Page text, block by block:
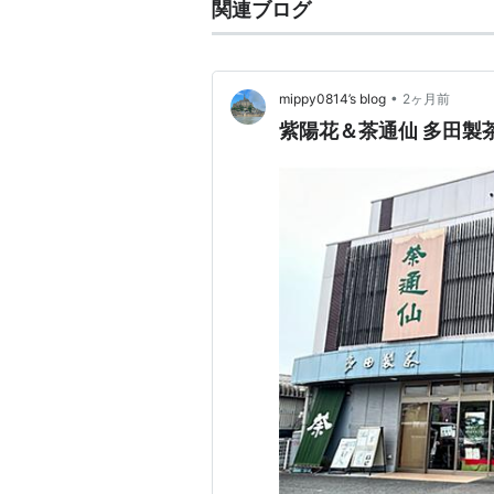
関連ブログ
mippy0814’s blog • 2ヶ月前
紫陽花＆茶通仙 多田製